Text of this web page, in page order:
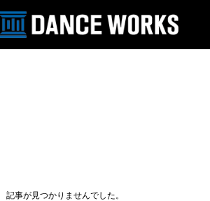
記事が見つかりませんでした。